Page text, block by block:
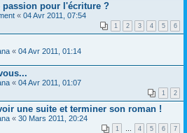
passion pour l'écriture ?
« 04 Avr 2011, 07:54
1 2 3 4 5 6
« 04 Avr 2011, 01:14
« 04 Avr 2011, 01:07
1 2
une suite et terminer son roman !
« 30 Mars 2011, 20:24
1 … 4 5 6 7